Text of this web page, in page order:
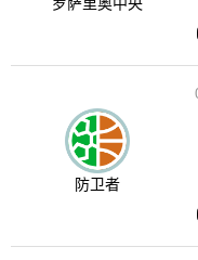
罗萨里奥中央
防卫者